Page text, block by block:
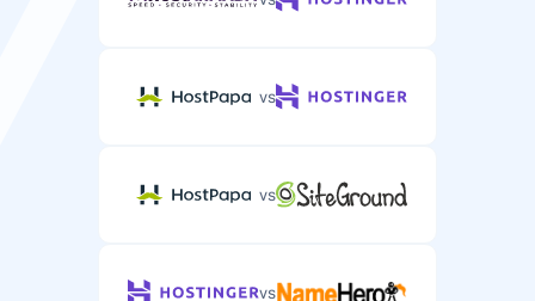
vs
vs
vs